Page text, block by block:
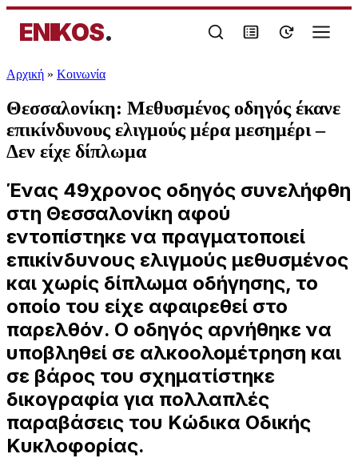
ENIKOS.
Αρχική » Κοινωνία
Θεσσαλονίκη: Μεθυσμένος οδηγός έκανε
επικίνδυνους ελιγμούς μέρα μεσημέρι –
Δεν είχε δίπλωμα
Ένας 49χρονος οδηγός συνελήφθη
στη Θεσσαλονίκη αφού
εντοπίστηκε να πραγματοποιεί
επικίνδυνους ελιγμούς μεθυσμένος
και χωρίς δίπλωμα οδήγησης, το
οποίο του είχε αφαιρεθεί στο
παρελθόν. Ο οδηγός αρνήθηκε να
υποβληθεί σε αλκοολομέτρηση και
σε βάρος του σχηματίστηκε
δικογραφία για πολλαπλές
παραβάσεις του Κώδικα Οδικής
Κυκλοφορίας.